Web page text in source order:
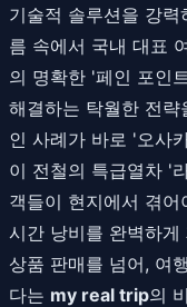
기술적 솔루션을 강
름 속에서 국내 대표
의 명확한 '페인 포인
해결하는 탁월한 전
인 사례가 바로 '오사
이 전철의 특급열차 '
객들이 현지에서 겪
시간 낭비를 완벽하게
상품 판매를 넘어, 여
다는 my real trip의